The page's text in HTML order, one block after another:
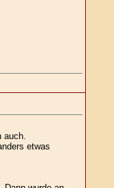
auch.
etwas